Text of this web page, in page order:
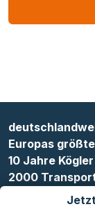
Europas
10 Jahre
2000